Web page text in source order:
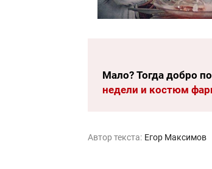
Мало? Тогда добро
недели и костюм
Автор текста: Егор Максимов